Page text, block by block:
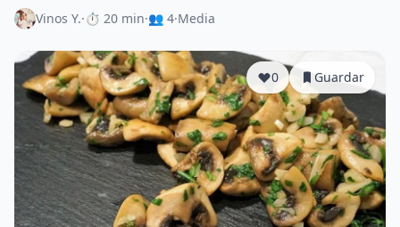
Vinos Y.·⏱ 20 min·👥 4·Media
0 Guardar